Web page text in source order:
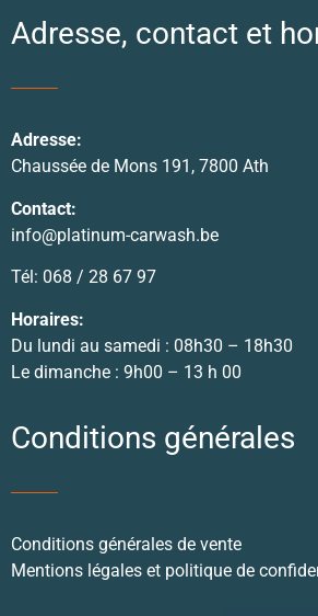
Adresse, contact et
Adresse:
Chaussée de Mons 191, 7800 Ath
Contact:
info@platinum-carwash.be
Tél: 068 / 28 67 97
Horaires:
Du lundi au samedi : 08h30 – 18h30
Le dimanche : 9h00 – 13 h 00
Conditions générales
Conditions générales de vente
Mentions légales et politique de